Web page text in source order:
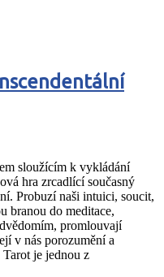
sloužícím k vykládání
hra zrcadlící současný
Probuzí naši intuici, soucit,
branou do meditace,
promlouvají
v nás porozumění a
je jednou z